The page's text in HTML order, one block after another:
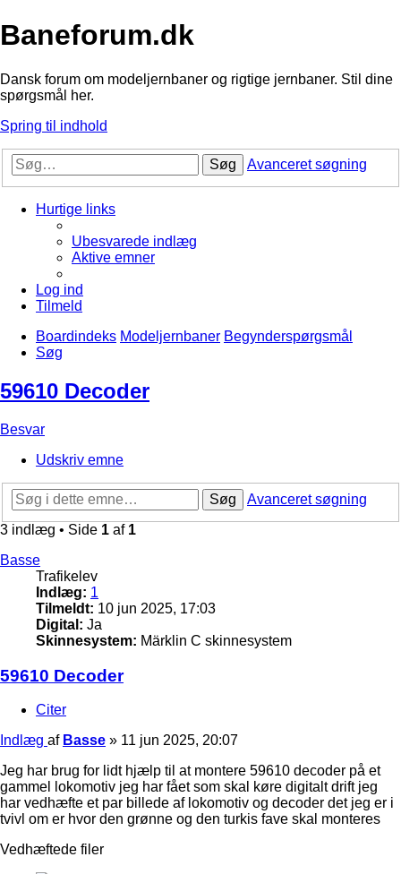
Baneforum.dk
Dansk forum om modeljernbaner og rigtige jernbaner. Stil dine
spørgsmål her.
Spring til indhold
Søg Avanceret søgning
Hurtige links
Ubesvarede indlæg
Aktive emner
Log ind
Tilmeld
Boardindeks Modeljernbaner Begynderspørgsmål
Søg
59610 Decoder
Besvar
Udskriv emne
Søg
Avanceret søgning
3 indlæg • Side 1 af 1
Basse
Trafikelev
Indlæg: 1
Tilmeldt: 10 jun 2025, 17:03
Digital: Ja
Skinnesystem: Märklin C skinnesystem
59610 Decoder
Citer
Indlæg af Basse » 11 jun 2025, 20:07
Jeg har brug for lidt hjælp til at montere 59610 decoder på et
gammel lokomotiv jeg har fået som skal køre digitalt drift jeg
har vedhæfte et par billede af lokomotiv og decoder det jeg er i
tvivl om er hvor den grønne og den turkis fave skal monteres
Vedhæftede filer